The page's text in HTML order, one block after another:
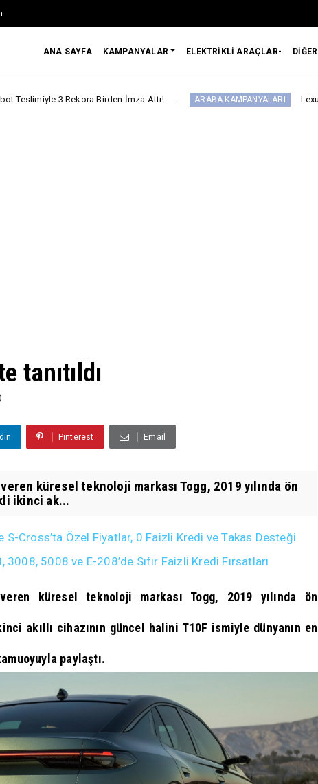
ANA SAYFA KAMPANYALAR ELEKTRİKLİ ARAÇLAR-
Birden İmza Attı! ARABA KAMPANYALARI Lexus’ta LBX ve RX
tanıtıldı
Pinterest Email
küresel teknoloji markası Togg, 2019 yılında ön
ikinci ak...
Cross’ta Özel Fiyatlar, 0 Faizli Kredi ve Takas Desteği
5008 ve E-208’de Sıfır Faizli Kredi Fırsatları
küresel teknoloji markası Togg, 2019 yılında ön
akıllı cihazının güncel halini T10F ismiyle dünyanın en
paylaştı.